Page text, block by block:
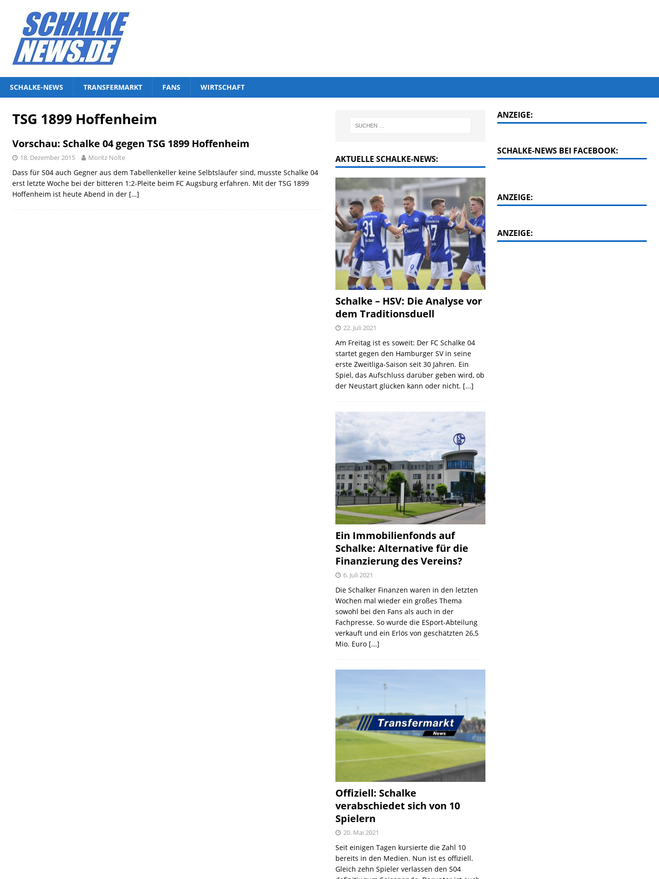
SCHALKE-NEWS TRANSFERMARKT FANS WIRTSCHAFT
TSG 1899 Hoffenheim
Vorschau: Schalke 04 gegen TSG 1899 Hoffenheim
18. Dezember 2015 Moritz Nolte
Dass für S04 auch Gegner aus dem Tabellenkeller keine Selbtsläufer sind, musste Schalke 04
erst letzte Woche bei der bitteren 1:2-Pleite beim FC Augsburg erfahren. Mit der TSG 1899
Hoffenheim ist heute Abend in der […]
AKTUELLE SCHALKE-NEWS:
Schalke – HSV: Die Analyse vor
dem Traditionsduell
22. Juli 2021
Am Freitag ist es soweit: Der FC Schalke 04
startet gegen den Hamburger SV in seine
erste Zweitliga-Saison seit 30 Jahren. Ein
Spiel, das Aufschluss darüber geben wird, ob
der Neustart glücken kann oder nicht. [...]
Ein Immobilienfonds auf
Schalke: Alternative für die
Finanzierung des Vereins?
6. Juli 2021
Die Schalker Finanzen waren in den letzten
Wochen mal wieder ein großes Thema
sowohl bei den Fans als auch in der
Fachpresse. So wurde die ESport-Abteilung
verkauft und ein Erlös von geschätzten 26,5
Mio. Euro [...]
Offiziell: Schalke
verabschiedet sich von 10
Spielern
20. Mai 2021
Seit einigen Tagen kursierte die Zahl 10
bereits in den Medien. Nun ist es offiziell.
Gleich zehn Spieler verlassen den S04
ANZEIGE:
SCHALKE-NEWS BEI FACEBOOK:
ANZEIGE:
ANZEIGE: